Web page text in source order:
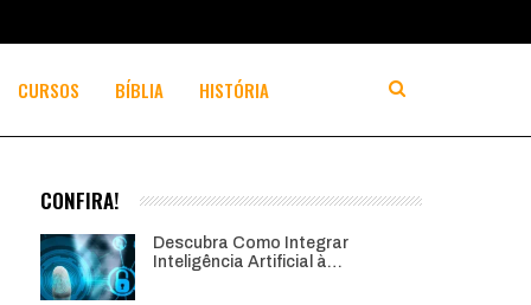
CURSOS BÍBLIA HISTÓRIA
CONFIRA!
Descubra Como Integrar
Inteligência Artificial à…